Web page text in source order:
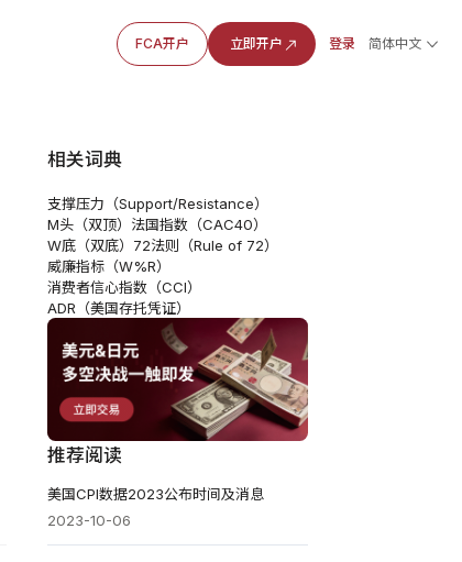
FCA开户 立即开户 登录 简体中文
相关词典
支撑压力（Support/Resistance）
M头（双顶） 法国指数（CAC40）
W底（双底） 72法则（Rule of 72）
威廉指标（W%R）
消费者信心指数（CCI）
ADR（美国存托凭证）
推荐阅读
美国CPI数据2023公布时间及消息
2023-10-06